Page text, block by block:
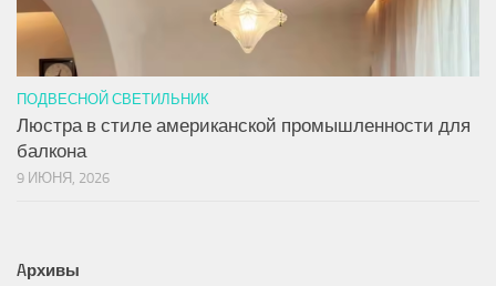
ПОДВЕСНОЙ СВЕТИЛЬНИК
Люстра в стиле американской промышленности для
балкона
9 ИЮНЯ, 2026
Aрхивы